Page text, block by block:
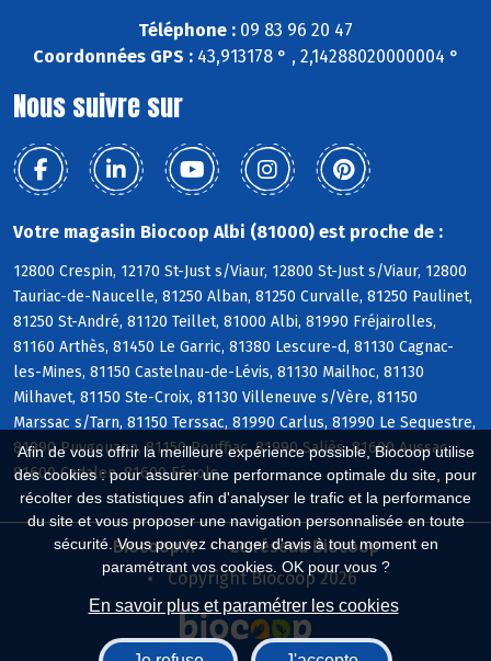
Afin de vous offrir la meilleure expérience possible, Biocoop utilise
des cookies : pour assurer une performance optimale du site, pour
récolter des statistiques afin d'analyser le trafic et la performance
du site et vous proposer une navigation personnalisée en toute
sécurité. Vous pouvez changer d'avis à tout moment en
paramétrant vos cookies. OK pour vous ?
En savoir plus et paramétrer les cookies
Téléphone : 09 83 96 20 47
Coordonnées GPS :43,913178 ° , 2,14288020000004 °
Nous suivre sur
Votre magasin Biocoop Albi (81000) est proche de :
12800 Crespin, 12170 St-Just s/Viaur, 12800 St-Just s/Viaur, 12800
Tauriac-de-Naucelle, 81250 Alban, 81250 Curvalle, 81250 Paulinet,
81250 St-André, 81120 Teillet, 81000 Albi, 81990 Fréjairolles,
81160 Arthès, 81450 Le Garric, 81380 Lescure-d, 81130 Cagnac-
les-Mines, 81150 Castelnau-de-Lévis, 81130 Mailhoc, 81130
Milhavet, 81150 Ste-Croix, 81130 Villeneuve s/Vère, 81150
Marssac s/Tarn, 81150 Terssac, 81990 Carlus, 81990 Le Sequestre,
81990 Puygouzon, 81150 Rouffiac, 81990 Saliès, 81600 Aussac,
81600 Cadalen, 81600 Fénols
Biocoop.fr
Le réseau Biocoop
Copyright Biocoop 2026